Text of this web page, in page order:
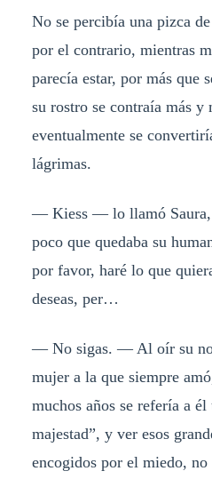
No se percibía una pizca
por el contrario, mientras
parecía estar, por más que
su rostro se contraía más y
eventualmente se
lágrimas.
— Kiess — lo llamó Saura,
poco que quedaba su
por favor, haré lo que
deseas, per…
— No sigas. — Al oír su
mujer a la que siempre
muchos años se refería a
majestad”, y ver esos
encogidos por el miedo,